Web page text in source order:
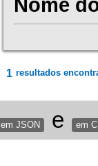
1 resultados
em JSON e em